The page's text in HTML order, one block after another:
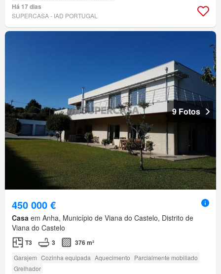
Há 17 dias
SUPERCASA - IAD PORTUGAL
9 Fotos
450 000 €
Casa em Anha, Município de Viana do Castelo, Distrito de
Viana do Castelo
T3 3 376 m²
Garajem Cozinha equipada Aquecimento Parcialmente mobiliado
Grelhador